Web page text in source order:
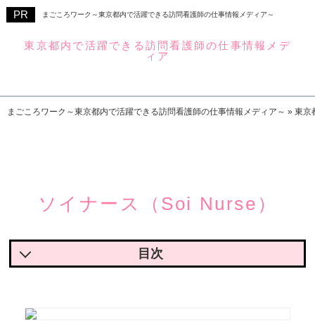
まごころワーク～東京都内で活躍できる訪問看護師の仕事情報メディア～
東京都内で活躍できる訪問看護師の仕事情報メデ
ィア
まごころワーク～東京都内で活躍できる訪問看護師の仕事情報メディア～ » 東京
ソイナース（Soi Nurse）
ソイナース（Soi Nurse）で実際に働いている人の声